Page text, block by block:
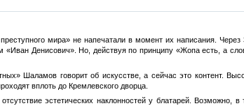
мира» не напечатали в момент их написания.
«Иван Денисович». Но, действуя по принципу «Жопа есть, а
Шаламов говорит об искусстве, а сейчас это контент.
вплоть до Кремлевского дворца.
эстетических наклонностей у блатарей.